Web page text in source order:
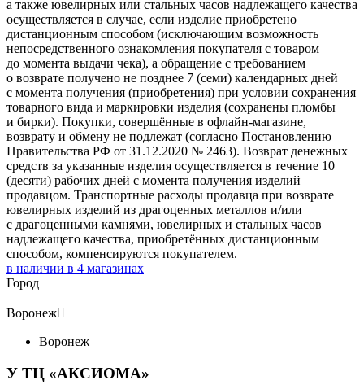
а также ювелирных или стальных часов надлежащего качества
осуществляется в случае, если изделие приобретено
дистанционным способом (исключающим возможность
непосредственного ознакомления покупателя с товаром
до момента выдачи чека), а обращение с требованием
о возврате получено не позднее 7 (семи) календарных дней
с момента получения (приобретения) при условии сохранения
товарного вида и маркировки изделия (сохранены пломбы
и бирки). Покупки, совершённые в офлайн-магазине,
возврату и обмену не подлежат (согласно Постановлению
Правительства РФ от 31.12.2020 № 2463). Возврат денежных
средств за указанные изделия осуществляется в течение 10
(десяти) рабочих дней с момента получения изделий
продавцом. Транспортные расходы продавца при возврате
ювелирных изделий из драгоценных металлов и/или
с драгоценными камнями, ювелирных и стальных часов
надлежащего качества, приобретённых дистанционным
способом, компенсируются покупателем.
в наличии в 4 магазинах
Город
Воронеж
Воронеж
У ТЦ «АКСИОМА»